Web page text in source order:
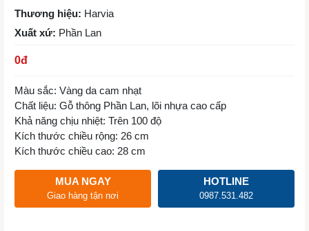
0đ
Màu sắc: Vàng da cam nhạt
Chất liệu: Gỗ thông Phần Lan, lõi nhựa cao cấp
Khả năng chịu nhiệt: Trên 100 độ
Kích thước chiều rộng: 26 cm
Kích thước chiều cao: 28 cm
Thương hiệu: Harvia
Xuất xứ: Phần Lan
MUA NGAY
Giao hàng tận nơi
HOTLINE
0987.531.482